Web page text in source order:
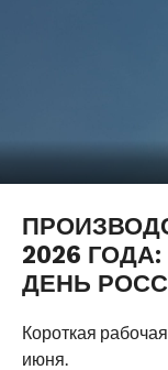
2026
ДЕНЬ
Короткая
июня.